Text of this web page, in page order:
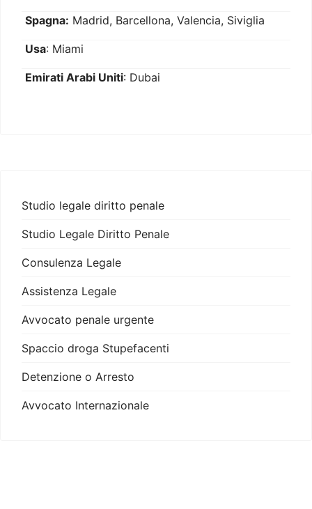
Spagna: Madrid, Barcellona, Valencia, Siviglia
Usa: Miami
Emirati Arabi Uniti: Dubai
Studio legale diritto penale
Studio Legale Diritto Penale
Consulenza Legale
Assistenza Legale
Avvocato penale urgente
Spaccio droga Stupefacenti
Detenzione o Arresto
Avvocato Internazionale